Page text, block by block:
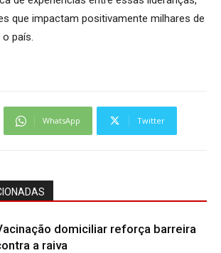
que impactam positivamente milhares de
país.
WhatsApp Twitter
domiciliar reforça barreira
a raiva